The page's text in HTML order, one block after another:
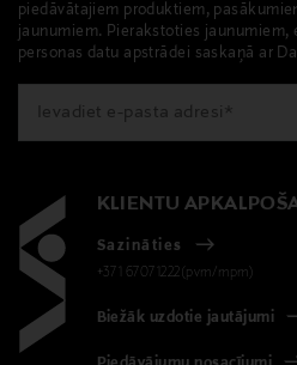
piedāvātajiem produktiem,
jaunumiem. Pierakstoties jaunumiem,
personas datu apstrādei saskaņā ar
KLIENTU
Sazināties
+371 67071222(pvm/mpm)
Biežāk uzdotie jautājumi